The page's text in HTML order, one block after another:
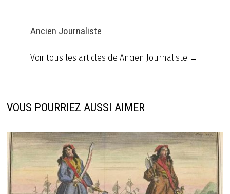
Ancien Journaliste
Voir tous les articles de Ancien Journaliste →
VOUS POURRIEZ AUSSI AIMER